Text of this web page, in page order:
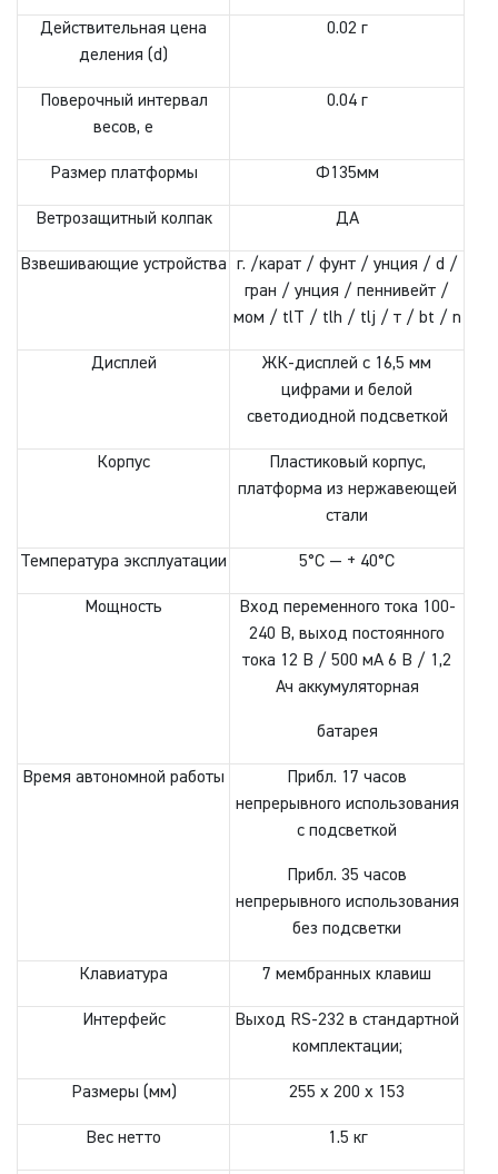
Действительная цена
деления (d)
0.02 г
Поверочный интервал
весов, е
0.04 г
Размер платформы Ф135мм
Ветрозащитный колпак ДА
Взвешивающие устройства
г. /карат / фунт / унция / d /
гран / унция / пеннивейт /
мом / tlT / tlh / tlj / т / bt / n
Дисплей
ЖК-дисплей с 16,5 мм
цифрами и белой
светодиодной подсветкой
Корпус
Пластиковый корпус,
платформа из нержавеющей
стали
Температура эксплуатации 5°C — + 40°C
Мощность
Вход переменного тока 100-
240 В, выход постоянного
тока 12 В / 500 мА 6 В / 1,2
Ач аккумуляторная
батарея
Время автономной работы
Прибл. 17 часов
непрерывного использования
с подсветкой
Прибл. 35 часов
непрерывного использования
без подсветки
Клавиатура 7 мембранных клавиш
Интерфейс
Выход RS-232 в стандартной
комплектации;
Размеры (мм) 255 x 200 x 153
Вес нетто 1.5 кг